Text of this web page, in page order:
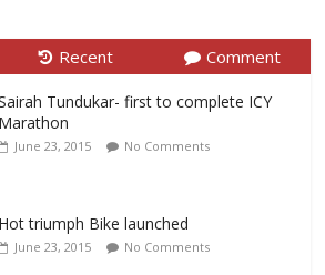
Recent Comment
Tundukar- first to complete ICY
Marathon
June 23, 2015 No Comments
Hot triumph Bike launched
June 23, 2015 No Comments